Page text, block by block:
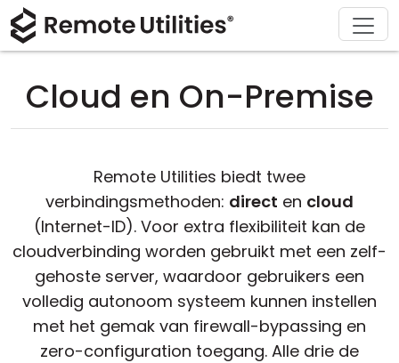
Cloud en On-Premise
Remote Utilities biedt twee
verbindingsmethoden: direct en cloud
(Internet-ID). Voor extra flexibiliteit kan de
cloudverbinding worden gebruikt met een zelf-
gehoste server, waardoor gebruikers een
volledig autonoom systeem kunnen instellen
met het gemak van firewall-bypassing en
zero-configuration toegang. Alle drie de
Product
Beveiliging
Versie-informatie
Verbinding modi
Onbeheerd Toegang
Ondersteuning voor Active Directory
Oplossingen
Productie en Detailhandel
Onderwijs en Overheid
Informatietechnologie
Downloaden
macOS
iOS/Android
Kopen
Licentie Assistent
Ondersteuning
Documentatie
Over
Perskamer